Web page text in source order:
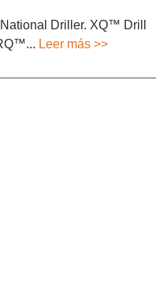
Driller. XQ™ Drill
Leer más >>